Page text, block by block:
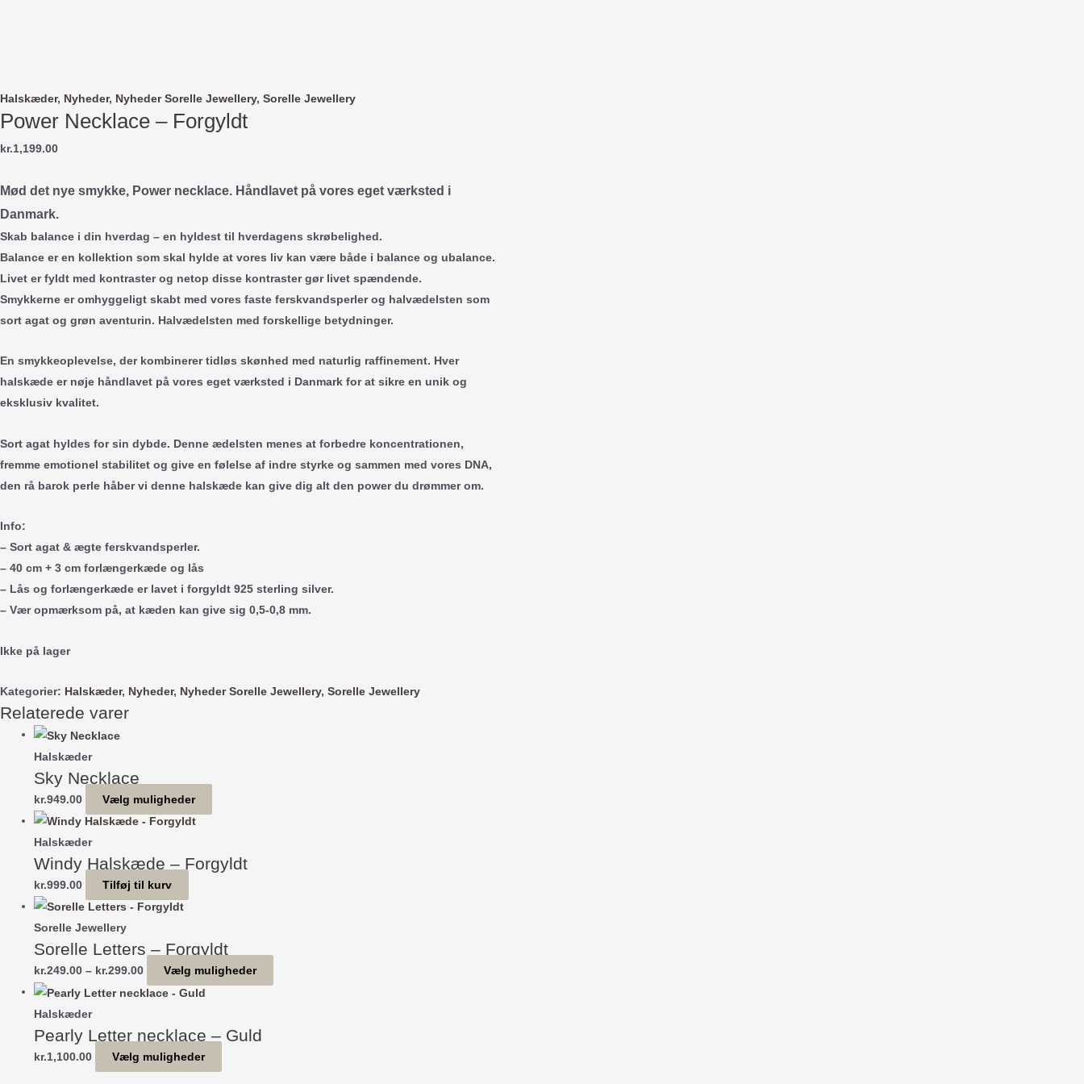
Halskæder, Nyheder, Nyheder Sorelle Jewellery, Sorelle Jewellery
Power Necklace – Forgyldt
kr.1,199.00
Mød det nye smykke, Power necklace. Håndlavet på vores eget værksted i
Danmark.
Skab balance i din hverdag – en hyldest til hverdagens skrøbelighed.
Balance er en kollektion som skal hylde at vores liv kan være både i balance og ubalance.
Livet er fyldt med kontraster og netop disse kontraster gør livet spændende.
Smykkerne er omhyggeligt skabt med vores faste ferskvandsperler og halvædelsten som
sort agat og grøn aventurin. Halvædelsten med forskellige betydninger.
En smykkeoplevelse, der kombinerer tidløs skønhed med naturlig raffinement. Hver
halskæde er nøje håndlavet på vores eget værksted i Danmark for at sikre en unik og
eksklusiv kvalitet.
Sort agat hyldes for sin dybde. Denne ædelsten menes at forbedre koncentrationen,
fremme emotionel stabilitet og give en følelse af indre styrke og sammen med vores DNA,
den rå barok perle håber vi denne halskæde kan give dig alt den power du drømmer om.
Info:
– Sort agat & ægte ferskvandsperler.
– 40 cm + 3 cm forlængerkæde og lås
– Lås og forlængerkæde er lavet i forgyldt 925 sterling silver.
– Vær opmærksom på, at kæden kan give sig 0,5-0,8 mm.
Ikke på lager
Kategorier: Halskæder, Nyheder, Nyheder Sorelle Jewellery, Sorelle Jewellery
Relaterede varer
Halskæder
Sky Necklace
kr.949.00 Vælg muligheder
flere
vælges
på
varesiden
Halskæder
Windy Halskæde – Forgyldt
kr.999.00 Tilføj til kurv
Sorelle Jewellery
Sorelle Letters – Forgyldt
kr.249.00 – kr.299.00Prisinterval:
kr.249.00
kr.299.00
Vælg muligheder
Halskæder
Pearly Letter necklace – Guld
kr.1,100.00 Vælg muligheder